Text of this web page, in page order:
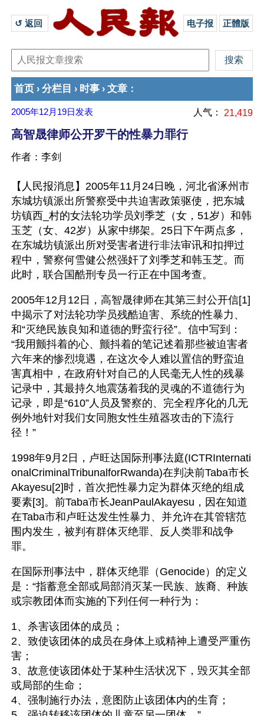
↺ 返回 电子报 正體版
首页 › 分栏目 › 时事 › 文章 ：
2005年12月19日 发表 人气： 21,419
高智晟律师公开罗干的性暴力罪行
作者：李剑
【人民报消息】2005年11月24日晚，河北省涿州市
东城坊镇派出所警察受中共迫害政策驱使，把东城
坊镇西_村的女法轮功学员刘季芝（女，51岁）和韩
玉芝（女、42岁）从家中绑架。25日下午两点多，
在东城坊镇派出所对受害者进行非法审讯和扣押过
程中，警察何雪健公然强奸了刘季芝和韩玉芝。而
此时，联合国酷刑专员一行正在中国考查。
2005年12月12日，高智晟律师在其第三封公开信[1]
中揭示了对法轮功学员残酷迫害、系统的性暴力、
和“灭绝民族良知和道德的野蛮行径”。信中写到：
“我用颤抖着的心、颤抖着的笔记述着那些被迫害者
六年来的惨烈境遇，在这次令人难以置信的野蛮迫
害真相中，在政府针对自己的人民毫无人性的残暴
记录中，其最持久地震荡着我的灵魂的不道德行为
记录，即是“610”人员及警察的、完全程序化的几无
例外地针对我们女同胞女性生殖器攻击的下流行
径！”
1998年9月2日，卢旺达国际刑事法庭(ICTRInternati
onalCriminalTribunalforRwanda)在判决前Taba市长
Akayesu[2]时，首次把性暴力定为群体灭绝的组成
要素[3]。前Taba市长JeanPaulAkayesu，因在知道
在Taba市和卢旺达发生性暴力、并允许在其管辖范
围内发生，被判有群体灭绝罪、反人类罪和战争
罪。
在国际刑事法中，群体灭绝罪（Genocide）的定义
是：“指蓄意全部或局部消灭某一民族、族裔、种族
或宗教团体而实施的下列任何一种行为：
1、杀害该团体的成员；
2、致使该团体的成员在身体上或精神上遭受严重伤
害；
3、故意使该团体处于某种生活状况下，毁灭其全部
或局部的生命；
4、强制施行办法，意图防止该团体内的生育；